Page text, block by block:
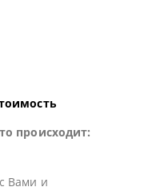
происходит:
Вами и